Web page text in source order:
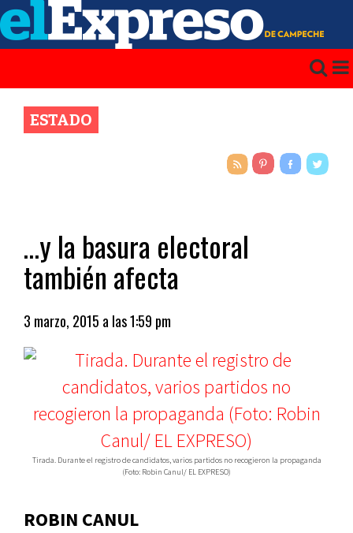
ESTADO
…y la basura electoral
también afecta
3 marzo, 2015 a las 1:59 pm
Tirada. Durante el registro de candidatos, varios partidos no recogieron la propaganda
(Foto: Robin Canul/ EL EXPRESO)
ROBIN CANUL